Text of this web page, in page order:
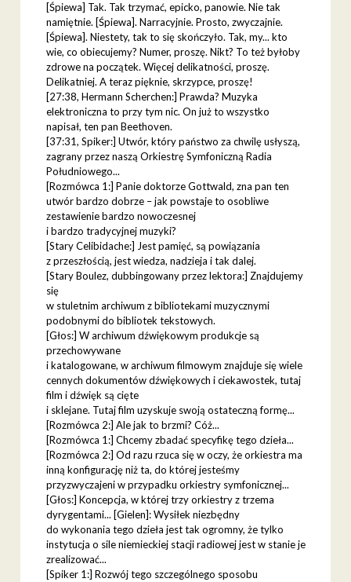
[Śpiewa] Tak. Tak trzymać, epicko, panowie. Nie tak
namiętnie. [Śpiewa]. Narracyjnie. Prosto, zwyczajnie.
[Śpiewa]. Niestety, tak to się skończyło. Tak, my... kto
wie, co obiecujemy? Numer, proszę. Nikt? To też byłoby
zdrowe na początek. Więcej delikatności, proszę.
Delikatniej. A teraz pięknie, skrzypce, proszę!
[27:38, Hermann Scherchen:] Prawda? Muzyka
elektroniczna to przy tym nic. On już to wszystko
napisał, ten pan Beethoven.
[37:31, Spiker:] Utwór, który państwo za chwilę usłyszą,
zagrany przez naszą Orkiestrę Symfoniczną Radia
Południowego...
[Rozmówca 1:] Panie doktorze Gottwald, zna pan ten
utwór bardzo dobrze – jak powstaje to osobliwe
zestawienie bardzo nowoczesnej
i bardzo tradycyjnej muzyki?
[Stary Celibidache:] Jest pamięć, są powiązania
z przeszłością, jest wiedza, nadzieja i tak dalej.
[Stary Boulez, dubbingowany przez lektora:] Znajdujemy
się
w stuletnim archiwum z bibliotekami muzycznymi
podobnymi do bibliotek tekstowych.
[Głos:] W archiwum dźwiękowym produkcje są
przechowywane
i katalogowane, w archiwum filmowym znajduje się wiele
cennych dokumentów dźwiękowych i ciekawostek, tutaj
film i dźwięk są cięte
i sklejane. Tutaj film uzyskuje swoją ostateczną formę...
[Rozmówca 2:] Ale jak to brzmi? Cóż...
[Rozmówca 1:] Chcemy zbadać specyfikę tego dzieła...
[Rozmówca 2:] Od razu rzuca się w oczy, że orkiestra ma
inną konfigurację niż ta, do której jesteśmy
przyzwyczajeni w przypadku orkiestry symfonicznej...
[Głos:] Koncepcja, w której trzy orkiestry z trzema
dyrygentami... [Gielen]: Wysiłek niezbędny
do wykonania tego dzieła jest tak ogromny, że tylko
instytucja o sile niemieckiej stacji radiowej jest w stanie je
zrealizować...
[Spiker 1:] Rozwój tego szczególnego sposobu